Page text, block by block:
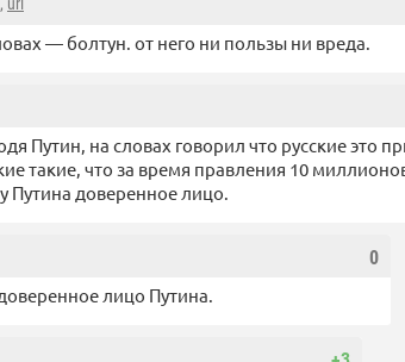
url
— болтун. от него ни пользы ни вреда.
Путин, на словах говорил что русские это
такие, что за время правления 10
Путина доверенное лицо.
0
лицо Путина.